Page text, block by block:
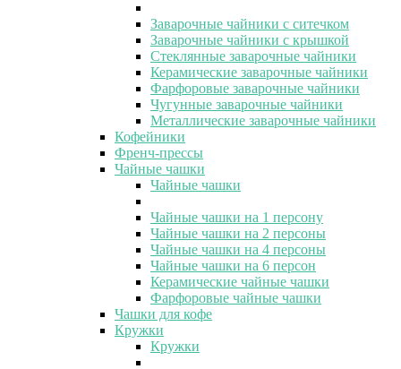
Заварочные чайники с ситечком
Заварочные чайники с крышкой
Стеклянные заварочные чайники
Керамические заварочные чайники
Фарфоровые заварочные чайники
Чугунные заварочные чайники
Металлические заварочные чайники
Кофейники
Френч-прессы
Чайные чашки
Чайные чашки
Чайные чашки на 1 персону
Чайные чашки на 2 персоны
Чайные чашки на 4 персоны
Чайные чашки на 6 персон
Керамические чайные чашки
Фарфоровые чайные чашки
Чашки для кофе
Кружки
Кружки